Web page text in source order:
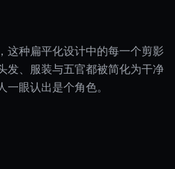
这种扁平化设计中的每一个剪影
发、服装与五官都被简化为干净
眼认出是个角色。